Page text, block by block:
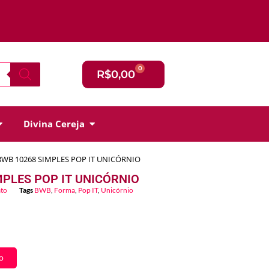
R$0,00 0
Divina Cereja
10268 SIMPLES POP IT UNICÓRNIO
POP IT UNICÓRNIO
Tags BWB Forma Pop IT, Unicórnio